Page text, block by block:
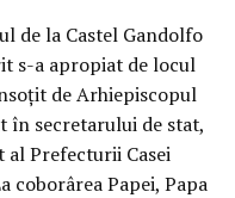
de la Castel Gandolfo
s-a apropiat de locul
de Arhiepiscopul
în secretarului de stat,
al Prefecturii Casei
coborârea Papei, Papa